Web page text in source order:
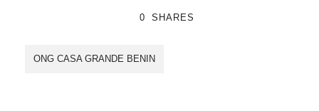
0 SHARES
ONG CASA GRANDE BENIN